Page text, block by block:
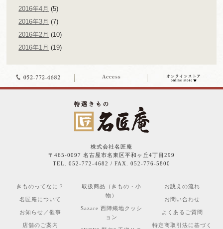
2016年4月 (5)
2016年3月 (7)
2016年2月 (10)
2016年1月 (19)
株式会社名匠庵
〒465-0097 名古屋市名東区平和ヶ丘4丁目299
TEL. 052-772-4682 / FAX. 052-776-5800
きものってなに？
名匠庵について
お知らせ／催事
店舗のご案内
取扱商品（きもの・小
物）
Sazare 西陣織地クッシ
ョン
お誂えの流れ
お問い合わせ
よくあるご質問
特定商取引法に基づく